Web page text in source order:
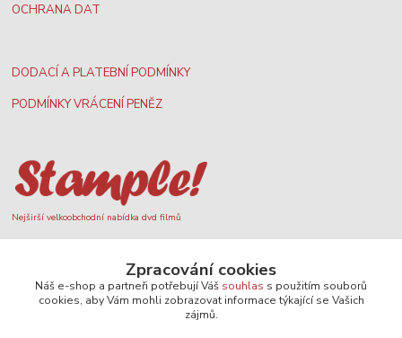
OCHRANA DAT
DODACÍ A PLATEBNÍ PODMÍNKY
PODMÍNKY VRÁCENÍ PENĚZ
Nejširší velkoobchodní nabídka dvd filmů
Plážový volejbal, rezervace kurtůZpracování cookies
Náš e-shop a partneři potřebují Váš souhlas s použitím souborů
cookies, aby Vám mohli zobrazovat informace týkající se Vašich
zájmů.